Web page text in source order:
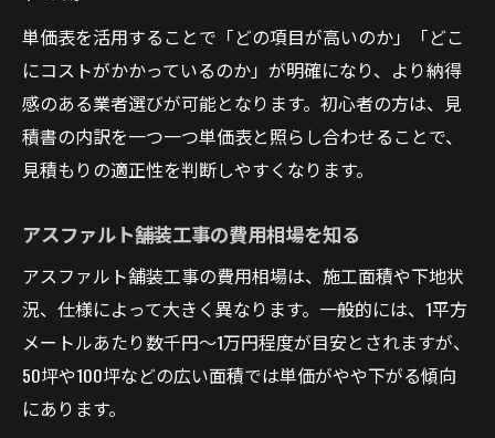
単価表を活用することで「どの項目が高いのか」「どこ
にコストがかかっているのか」が明確になり、より納得
感のある業者選びが可能となります。初心者の方は、見
積書の内訳を一つ一つ単価表と照らし合わせることで、
見積もりの適正性を判断しやすくなります。
アスファルト舗装工事の費用相場を知る
アスファルト舗装工事の費用相場は、施工面積や下地状
況、仕様によって大きく異なります。一般的には、1平方
メートルあたり数千円〜1万円程度が目安とされますが、
50坪や100坪などの広い面積では単価がやや下がる傾向
にあります。